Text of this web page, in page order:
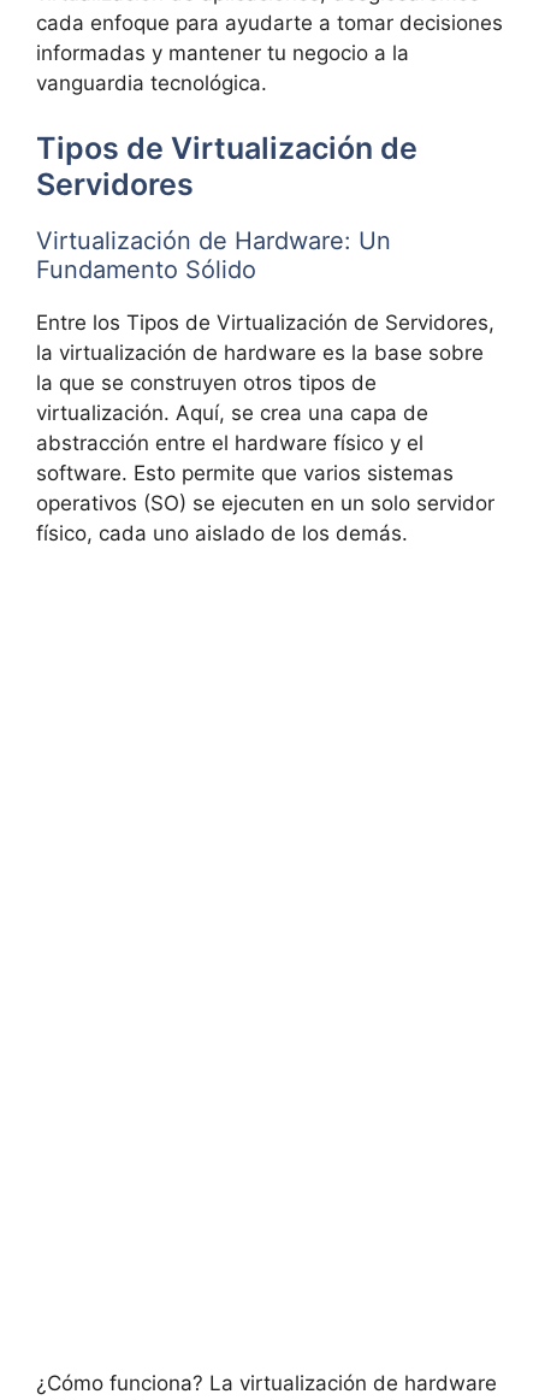
cada enfoque para ayudarte a tomar decisiones
informadas y mantener tu negocio a la
vanguardia tecnológica.
Tipos de Virtualización de
Servidores
Virtualización de Hardware: Un
Fundamento Sólido
Entre los Tipos de Virtualización de Servidores,
la virtualización de hardware es la base sobre
la que se construyen otros tipos de
virtualización. Aquí, se crea una capa de
abstracción entre el hardware físico y el
software. Esto permite que varios sistemas
operativos (SO) se ejecuten en un solo servidor
físico, cada uno aislado de los demás.
¿Cómo funciona? La virtualización de hardware